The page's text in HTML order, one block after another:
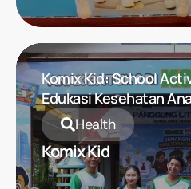
Komix Kid: School
Edukasi Kesehatan
Health
Komix Kid